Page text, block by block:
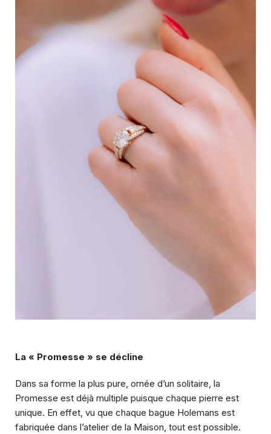
La « Promesse » se décline
Dans sa forme la plus pure, ornée d’un solitaire, la
Promesse est déjà multiple puisque chaque pierre est
unique. En effet, vu que chaque bague Holemans est
fabriquée dans l’atelier de la Maison, tout est possible.